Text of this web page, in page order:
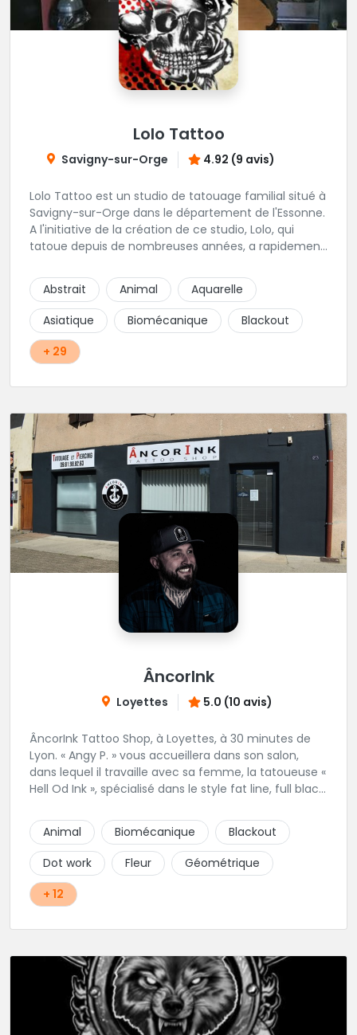
Lolo Tattoo
Savigny-sur-Orge 4.92 (9 avis)
Lolo Tattoo est un studio de tatouage familial situé à
Savigny-sur-Orge dans le département de l'Essonne.
A l'initiative de la création de ce studio, Lolo, qui
tatoue depuis de nombreuses années, a rapidement
féminine aux projets de tatouage. Karine, la femme
de Lolo, s'occupera de tous vos projets de piercing.
Une équipe familiale et chaleureuse vivement
recommandée !
Abstrait Animal
Aquarelle
Asiatique
Biomécanique
Blackout
+ 29
ÂncorInk
Loyettes 5.0 (10 avis)
ÂncorInk Tattoo Shop, à Loyettes, à 30 minutes de
Lyon. « Angy P. » vous accueillera dans son salon,
dans lequel il travaille avec sa femme, la tatoueuse «
Hell Od Ink », spécialisé dans le style fat line, full black
notre perceuse, « Piercing by Strega ».
Animal Biomécanique
Blackout
Dot work
Fleur
Géométrique
+ 12